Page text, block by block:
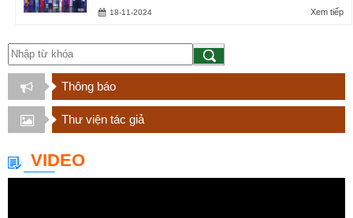
Xem tiếp
18-11-2024
Thông báo
Thư viện tác giả
VIDEO